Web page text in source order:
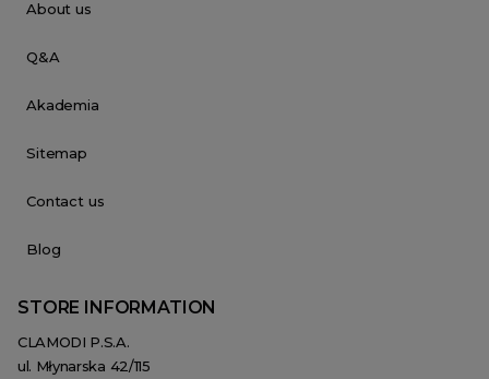
About us
Q&A
Akademia
Sitemap
Contact us
Blog
STORE INFORMATION
CLAMODI P.S.A.
ul. Młynarska 42/115